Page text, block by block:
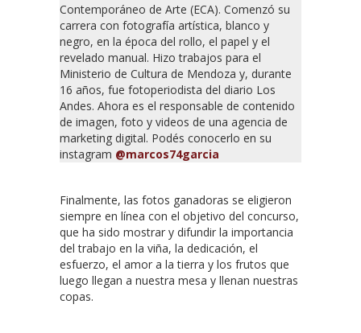
Contemporáneo de Arte (ECA). Comenzó su
carrera con fotografía artística, blanco y
negro, en la época del rollo, el papel y el
revelado manual. Hizo trabajos para el
Ministerio de Cultura de Mendoza y, durante
16 años, fue fotoperiodista del diario Los
Andes. Ahora es el responsable de contenido
de imagen, foto y videos de una agencia de
marketing digital. Podés conocerlo en su
instagram @marcos74garcia
Finalmente, las fotos ganadoras se eligieron
siempre en línea con el objetivo del concurso,
que ha sido mostrar y difundir la importancia
del trabajo en la viña, la dedicación, el
esfuerzo, el amor a la tierra y los frutos que
luego llegan a nuestra mesa y llenan nuestras
copas.